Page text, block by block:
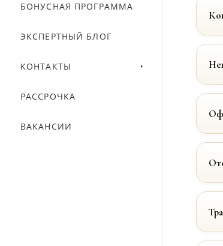
БОНУСНАЯ ПРОГРАММА
ЭКСПЕРТНЫЙ БЛОГ
КОНТАКТЫ
РАССРОЧКА
ВАКАНСИИ